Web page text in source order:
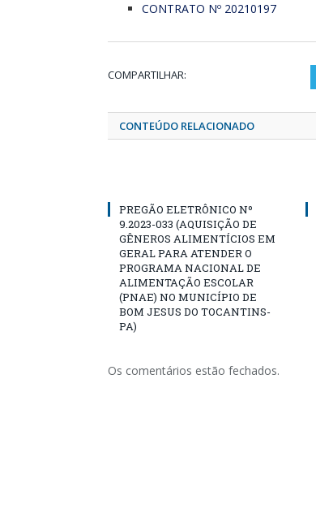
CONTRATO Nº 20210197
COMPARTILHAR:
CONTEÚDO RELACIONADO
PREGÃO ELETRÔNICO Nº
9.2023-033 (AQUISIÇÃO DE
GÊNEROS ALIMENTÍCIOS EM
GERAL PARA ATENDER O
PROGRAMA NACIONAL DE
ALIMENTAÇÃO ESCOLAR
(PNAE) NO MUNICÍPIO DE
BOM JESUS DO TOCANTINS-
PA)
Os comentários estão fechados.